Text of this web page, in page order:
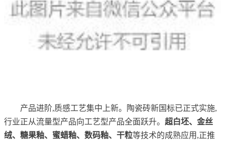
产品进阶,质感工艺集中上新。陶瓷砖新国标已正式实施,
行业正从流量型产品向工艺型产品全面跃升。 超白坯、金丝
绒、糖果釉、蜜蜡釉、数码釉、干粒等技术的成熟应用,正推